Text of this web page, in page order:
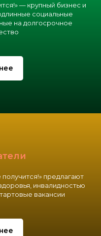
— крупный бизнес и
социальные
на долгосрочное
предлагают
инвалидностью
вакансии